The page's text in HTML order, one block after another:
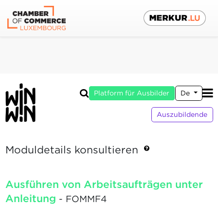
Platform für Ausbilder De
Auszubildende
Moduldetails konsultieren
Ausführen von Arbeitsaufträgen unter
Anleitung - FOMMF4